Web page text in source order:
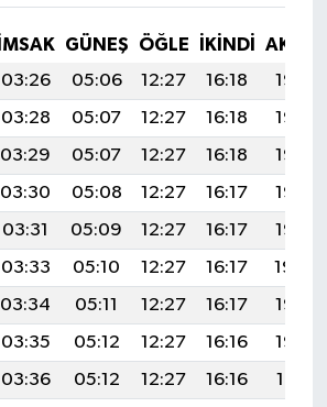
İMSAK GÜNEŞ ÖĞLE İKINDI
03:26 05:06 12:27 16:18
19:38
03:28 05:07 12:27 16:18
19:38
03:29 05:07 12:27 16:18
19:37
03:30 05:08 12:27 16:17
19:36
03:31 05:09 12:27 16:17
19:35
03:33 05:10 12:27 16:17
19:34
03:34 05:11 12:27 16:17
19:33
03:35 05:12 12:27 16:16
19:32
03:36 05:12 12:27 16:16
19:31